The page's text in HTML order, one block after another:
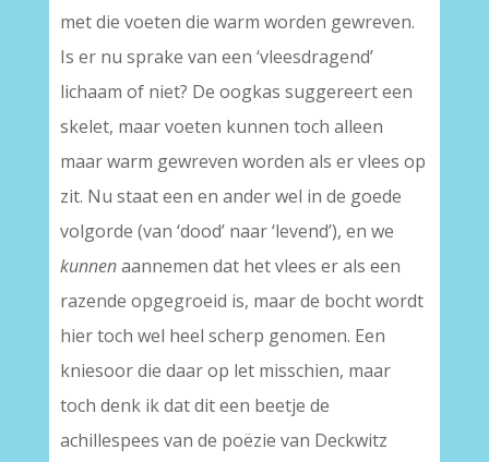
met die voeten die warm worden gewreven.
Is er nu sprake van een ‘vleesdragend’
lichaam of niet? De oogkas suggereert een
skelet, maar voeten kunnen toch alleen
maar warm gewreven worden als er vlees op
zit. Nu staat een en ander wel in de goede
volgorde (van ‘dood’ naar ‘levend’), en we
kunnenaannemen dat het vlees er als een
razende opgegroeid is, maar de bocht wordt
hier toch wel heel scherp genomen. Een
kniesoor die daar op let misschien, maar
toch denk ik dat dit een beetje de
achillespees van de poëzie van Deckwitz